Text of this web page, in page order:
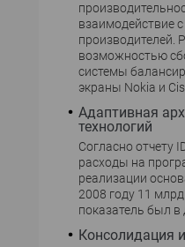
взаимодействие
производителей.
возможностью
системы
экраны Nokia и
Адаптивная
технологий
Согласно отчету
расходы на
реализации
2008 году 11
показатель был в
Консолидация